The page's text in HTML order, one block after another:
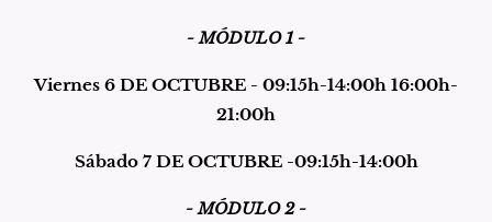
- MÓDULO 1 -
Viernes 6 DE OCTUBRE - 09:15h-14:00h 16:00h-
21:00h
Sábado 7 DE OCTUBRE -09:15h-14:00h
- MÓDULO 2 -